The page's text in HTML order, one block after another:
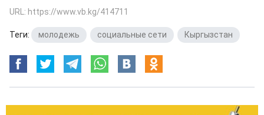
URL: https://www.vb.kg/414711
Теги: молодежь социальные сети Кыргызстан